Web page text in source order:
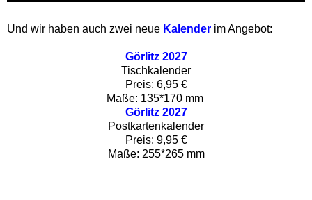
Und wir haben auch zwei neue Kalender im Angebot:
Görlitz 2027
Tischkalender
Preis: 6,95 €
Maße: 135*170 mm ‍
Görlitz 2027
Postkartenkalender
Preis: 9,95 €
Maße: 255*265 mm‍